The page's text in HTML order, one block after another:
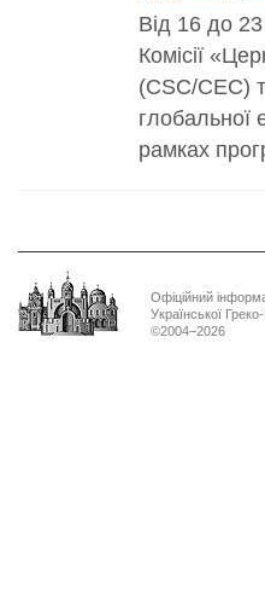
Від 16 до 23
Комісії
(CSC/CEC)
глобальної
рамках
Офіційний
Української
©2004–2026